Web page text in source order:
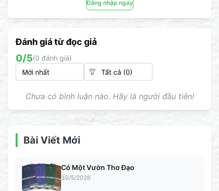
Đăng nhập ngay
Đánh giá từ đọc giả
0/5(0 đánh giá)
Chưa có bình luận nào. Hãy là người đầu tiên!
Bài Viết Mới
Có Một Vườn Thơ Đạo
30/5/2026